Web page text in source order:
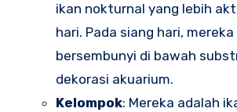
ikan nokturnal yang lebih
hari. Pada siang hari,
bersembunyi di bawah
dekorasi akuarium.
Kelompok: Mereka adalah